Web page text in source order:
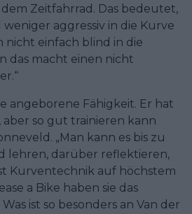
Zeitfahrrad. Das bedeutet,
weniger aggressiv in die Kurve
nicht einfach blind in die
das macht einen nicht
angeborene Fähigkeit. Er hat
aber so gut trainieren kann
„Man kann es bis zu
lehren, darüber reflektieren,
Kurventechnik auf höchstem
a Bike haben sie das
ist so besonders an Van der